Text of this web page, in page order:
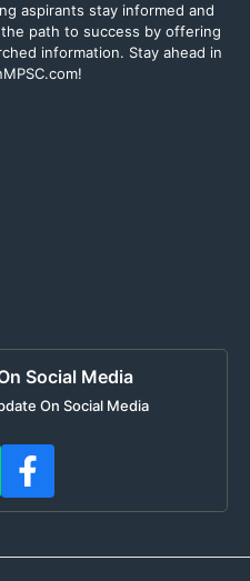
aspirants stay informed and
path to success by offering
information. Stay ahead in
Social Media
On Social Media